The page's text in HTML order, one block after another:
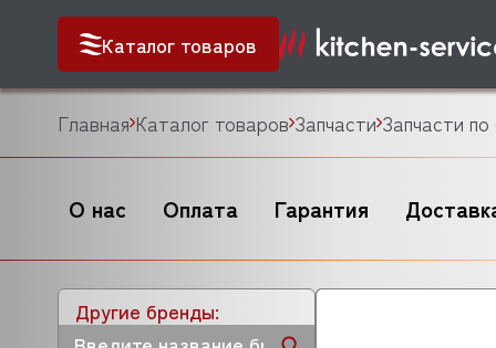
Каталог товаров
Главная Каталог товаров Запчасти Запчасти
О нас Оплата Гарантия
Другие бренды: